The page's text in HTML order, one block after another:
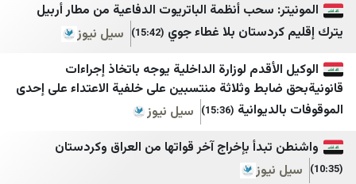
ایسکانیوز
باشگاه خبرنگاران جوان
برنا
بلومبرگ فارسی
بین المللی اهل بیت (ع)
شبكة نوى
شبكة اجيال
كل العرب
شبكة يافا الإخبارية
سحب أنظمة الباتريوت الدفاعية من مطار أربيل
بلا غطاء جوي (15:42)
سيل نيوز
لوزارة الداخلية يوجه باتخاذ إجراءات
وثلاثة منتسبين على خلفية الاعتداء على إحدى
(15:36)
سيل نيوز
بإخراج آخر قواتها من العراق وكردستان